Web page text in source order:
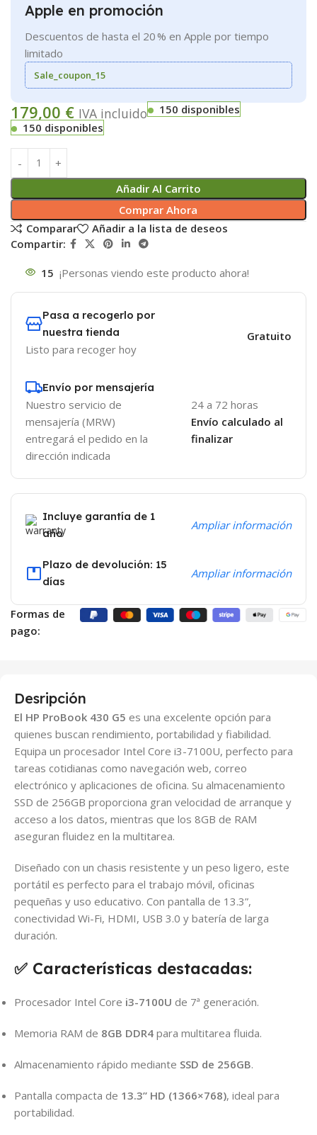
Apple en promoción
Descuentos de hasta el 20 % en Apple por tiempo
limitado
Sale_coupon_15
179,00 € IVA incluido
150 disponibles
150 disponibles
Añadir Al Carrito
Comprar Ahora
Comparar
Añadir a la lista de deseos
Compartir:
15 ¡Personas viendo este producto ahora!
Pasa a recogerlo por
nuestra tienda
Listo para recoger hoy
Gratuito
Envío por mensajería
Nuestro servicio de
mensajería (MRW)
entregará el pedido en la
dirección indicada
24 a 72 horas
Envío calculado al
finalizar
Incluye garantía de 1
año
Ampliar información
Plazo de devolución: 15
días
Ampliar información
Formas de
pago:
Desripción
El HP ProBook 430 G5 es una excelente opción para
quienes buscan rendimiento, portabilidad y fiabilidad.
Equipa un procesador Intel Core i3-7100U, perfecto para
tareas cotidianas como navegación web, correo
electrónico y aplicaciones de oficina. Su almacenamiento
SSD de 256GB proporciona gran velocidad de arranque y
acceso a los datos, mientras que los 8GB de RAM
aseguran fluidez en la multitarea.
Diseñado con un chasis resistente y un peso ligero, este
portátil es perfecto para el trabajo móvil, oficinas
pequeñas y uso educativo. Con pantalla de 13.3”,
conectividad Wi-Fi, HDMI, USB 3.0 y batería de larga
duración.
✅ Características destacadas:
Procesador Intel Core i3-7100U de 7ª generación.
Memoria RAM de 8GB DDR4 para multitarea fluida.
Almacenamiento rápido mediante SSD de 256GB.
Pantalla compacta de 13.3” HD (1366×768), ideal para
portabilidad.